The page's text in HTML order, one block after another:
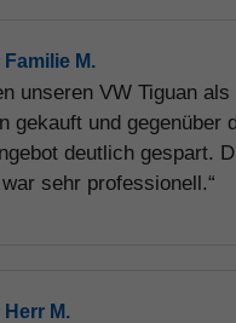
M.
unseren VW Tiguan als
gekauft und gegenüber
deutlich gespart.
sehr professionell.“
M.